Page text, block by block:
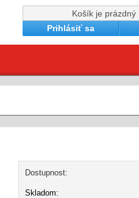
Košík je prázdný
Prihlásiť sa
Dostupnost:
Skladom: